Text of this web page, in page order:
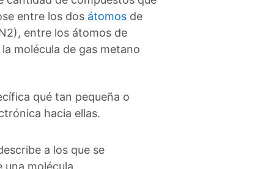
entre los dos átomos de
entre los átomos de
molécula de gas metano
qué tan pequeña o
hacia ellas.
a los que se
molécula.